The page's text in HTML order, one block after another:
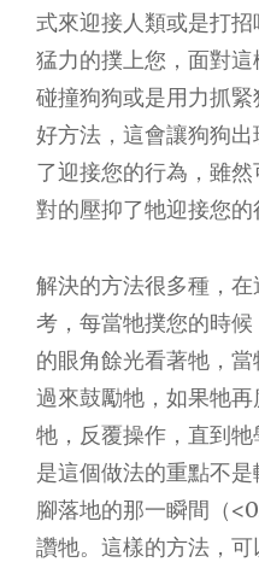
式來迎接人類或是打
猛力的撲上您，面對
碰撞狗狗或是用力抓
好方法，這會讓狗狗
了迎接您的行為，雖
對的壓抑了牠迎接您的
解決的方法很多種，
考，每當牠撲您的時
的眼角餘光看著牠，
過來鼓勵牠，如果牠
牠，反覆操作，直到
是這個做法的重點不
腳落地的那一瞬間（
讚牠。這樣的方法，